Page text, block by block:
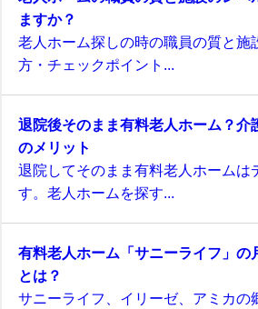
ますか？
老人ホーム探しの時の職員の質と施
方・チェックポイント...
退院後そのまま有料老人ホーム？介
のメリット
退院してそのまま有料老人ホームは
す。老人ホームを探す...
有料老人ホーム「サニーライフ」の
とは？
サニーライフ、イリーゼ、アミカの